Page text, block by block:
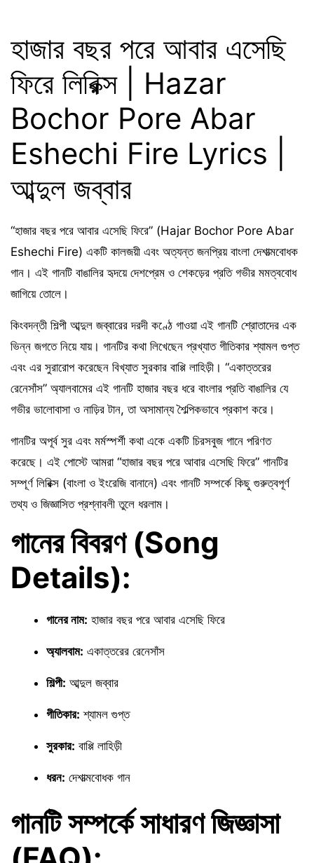
হাজার বছর পরে আবার এসেছি
ফিরে লিরিক্স | Hazar
Bochor Pore Abar
Eshechi Fire Lyrics |
আব্দুল জব্বার
“হাজার বছর পরে আবার এসেছি ফিরে” (Hajar Bochor Pore Abar
Eshechi Fire) একটি কালজয়ী এবং অত্যন্ত জনপ্রিয় বাংলা দেশাত্মবোধক
গান। এই গানটি বাঙালির হৃদয়ে দেশপ্রেম ও শেকড়ের প্রতি গভীর মমত্ববোধ
জাগিয়ে তোলে।
কিংবদন্তী শিল্পী আব্দুল জব্বারের দরদী কণ্ঠে গাওয়া এই গানটি শ্রোতাদের এক
ভিন্ন জগতে নিয়ে যায়। গানটির কথা লিখেছেন প্রখ্যাত গীতিকার শ্যামল গুপ্ত
এবং এর সুরারোপ করেছেন বিখ্যাত সুরকার বাপ্পি লাহিড়ী। “একাত্তরের
রেনেসাঁস” অ্যালবামের এই গানটি হাজার বছর ধরে বাংলার প্রতি বাঙালির যে
গভীর ভালোবাসা ও নাড়ির টান, তা অসামান্য শৈল্পিকভাবে প্রকাশ করে।
গানটির অপূর্ব সুর এবং মর্মস্পর্শী কথা একে একটি চিরসবুজ গানে পরিণত
করেছে। এই পোস্টে আমরা “হাজার বছর পরে আবার এসেছি ফিরে” গানটির
সম্পূর্ণ লিরিক্স (বাংলা ও ইংরেজি বানানে) এবং গানটি সম্পর্কে কিছু গুরুত্বপূর্ণ
তথ্য ও জিজ্ঞাসিত প্রশ্নাবলী তুলে ধরলাম।
গানের বিবরণ (Song
Details):
গানের নাম: হাজার বছর পরে আবার এসেছি ফিরে
অ্যালবাম: একাত্তরের রেনেসাঁস
শিল্পী: আব্দুল জব্বার
গীতিকার: শ্যামল গুপ্ত
সুরকার: বাপ্পি লাহিড়ী
ধরন: দেশাত্মবোধক গান
গানটি সম্পর্কে সাধারণ জিজ্ঞাসা